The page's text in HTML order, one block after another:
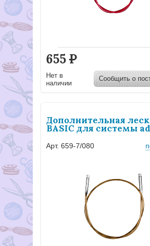
655Р
Нет в
наличии
Сообщить о
Дополнительная
BASIC для системы
Арт. 659-7/080